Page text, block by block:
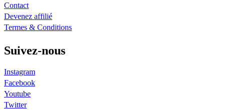
Contact
Devenez affilié
Termes & Conditions
Suivez-nous
Instagram
Facebook
Youtube
Twitter